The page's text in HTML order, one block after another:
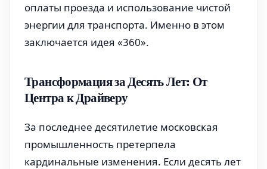
оплаты проезда и использование чистой
энергии для транспорта. Именно в этом
заключается идея «360».
Трансформация за Десять Лет: От
Центра к Драйверу
За последнее десятилетие московская
промышленность претерпела
кардинальные изменения. Если десять лет